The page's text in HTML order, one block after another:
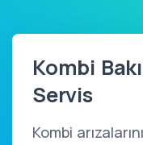
Kombi
Servis
Kombi